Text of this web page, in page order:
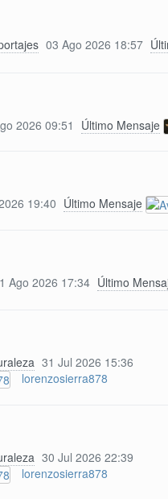
03 Ago 2026 18:57
2026 09:51 Último Mensaje
19:40 Último Mensaje
Ago 2026 17:34 Último
31 Jul 2026 15:36
lorenzosierra878
30 Jul 2026 22:39
lorenzosierra878